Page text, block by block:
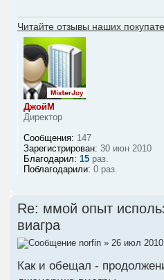
Читайте отзывы наших
ДжойМ
Директор
Сообщения: 147
Зарегистрирован: 30 июн 2010
Благодарил: 15 раз.
Поблагодарили: 0 раз.
Re: ммой опыт
виагра
norfin » 26 июл
Как и обещал -